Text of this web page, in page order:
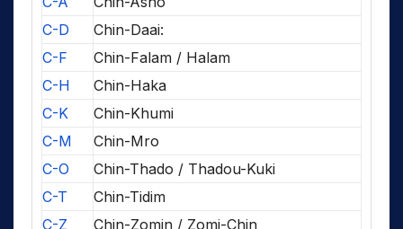
C-D
Chin-Daai:
C-F
Chin-Falam / Halam
C-H
Chin-Haka
C-K
Chin-Khumi
C-M
Chin-Mro
C-O
Chin-Thado / Thadou-Kuki
C-T
Chin-Tidim
C-Z
Chin-Zomin / Zomi-Chin